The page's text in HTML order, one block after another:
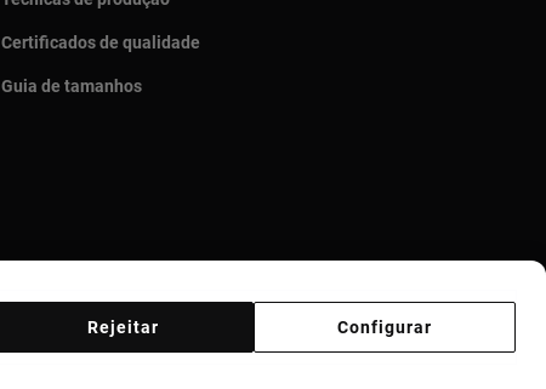
Certificados de qualidade
Guia de tamanhos
Configurar
Rejeitar